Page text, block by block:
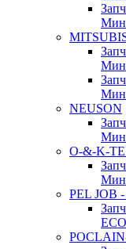
NEUSON
O-&-K-
PEL JOB